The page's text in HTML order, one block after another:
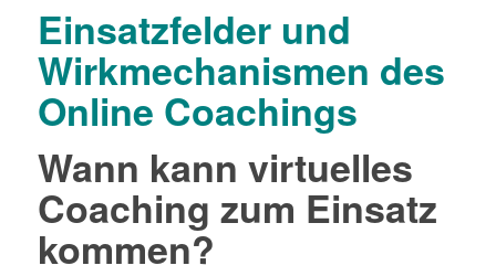
Einsatzfelder und
Wirkmechanismen des
Online Coachings
Wann kann virtuelles
Coaching zum Einsatz
kommen?